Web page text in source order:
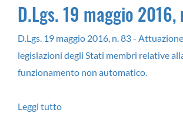
93/68/CEE
D.Lgs. 19 maggio 2016,
D.Lgs. 19 maggio 2016, n. 83 -
legislazioni degli Stati membri relative
funzionamento non automatico.
Leggi tutto